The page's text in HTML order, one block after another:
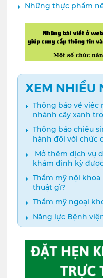
Những thực phẩm
XEM NHIỀU
Thông báo về việc
nhánh cây xanh
Thông báo chiêu
hành đối với chức
dưỡng năm 2024
Mở thêm dịch vụ
khám định kỳ
Thẩm mỹ nội
thuật gì?
Thẩm mỹ ngoại
Năng lực Bệnh